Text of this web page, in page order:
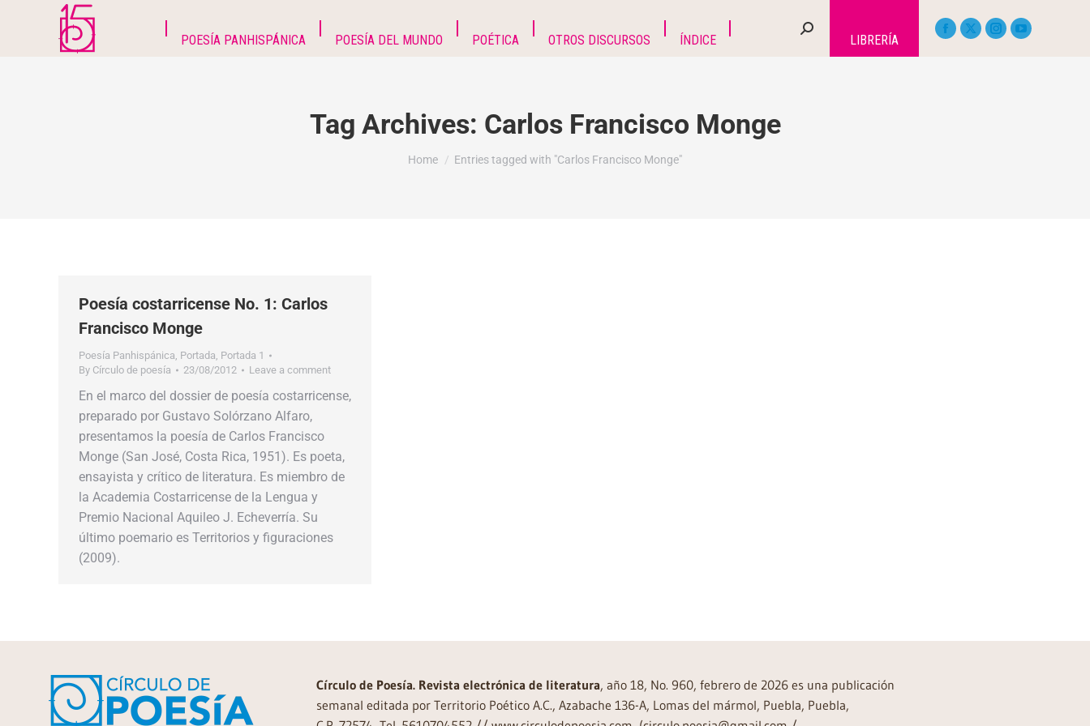
POESÍA PANHISPÁNICA POESÍA DEL MUNDO POÉTICA OTROS DISCURSOS ÍNDICE LIBRERÍA
Tag Archives: Carlos Francisco Monge
You are here:
Home Entries tagged with "Carlos Francisco Monge"
Poesía costarricense No. 1: Carlos
Francisco Monge
Poesía Panhispánica, Portada, Portada 1
By Círculo de poesía 23/08/2012 Leave a comment
En el marco del dossier de poesía costarricense,
preparado por Gustavo Solórzano Alfaro,
presentamos la poesía de Carlos Francisco
Monge (San José, Costa Rica, 1951). Es poeta,
ensayista y crítico de literatura. Es miembro de
la Academia Costarricense de la Lengua y
Premio Nacional Aquileo J. Echeverría. Su
último poemario es Territorios y figuraciones
(2009).
Círculo de Poesía. Revista electrónica de literatura, año 18, No. 960, febrero de 2026 es una publicación
semanal editada por Territorio Poético A.C., Azabache 136-A, Lomas del mármol, Puebla, Puebla,